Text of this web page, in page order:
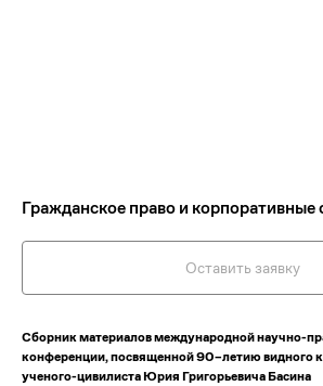
Гражданское право и
Оставить заявку
Сборник материалов международной научно-
конференции, посвященной 90–летию видного
ученого-цивилиста Юрия Григорьевича Басина